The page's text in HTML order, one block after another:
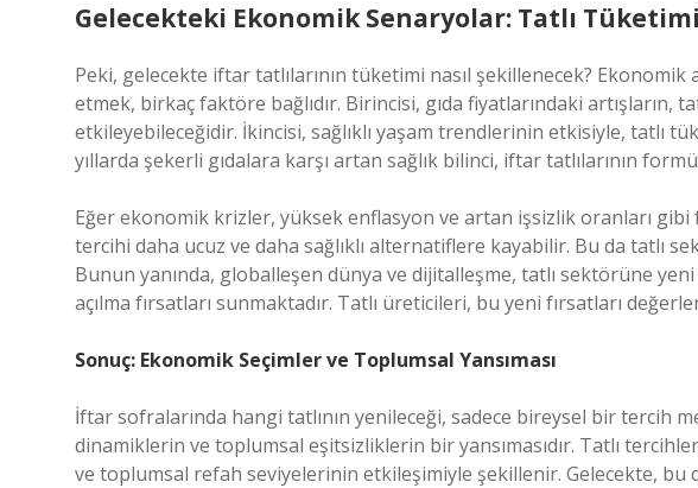
Gelecekteki Ekonomik Senaryolar: Tatlı
Peki, gelecekte iftar tatlılarının tüketimi nasıl şekillenecek?
etmek, birkaç faktöre bağlıdır. Birincisi, gıda fiyatlarındaki artışların,
etkileyebileceğidir. İkincisi, sağlıklı yaşam trendlerinin etkisiyle, tatlı
yıllarda şekerli gıdalara karşı artan sağlık bilinci, iftar tatlılarının
Eğer ekonomik krizler, yüksek enflasyon ve artan işsizlik oranları gibi
tercihi daha ucuz ve daha sağlıklı alternatiflere kayabilir. Bu da tatlı
Bunun yanında, globalleşen dünya ve dijitalleşme, tatlı sektörüne
açılma fırsatları sunmaktadır. Tatlı üreticileri, bu yeni fırsatları
Sonuç: Ekonomik Seçimler ve Toplumsal Yansıması
İftar sofralarında hangi tatlının yenileceği, sadece bireysel bir tercih
dinamiklerin ve toplumsal eşitsizliklerin bir yansımasıdır. Tatlı
ve toplumsal refah seviyelerinin etkileşimiyle şekillenir. Gelecekte, bu